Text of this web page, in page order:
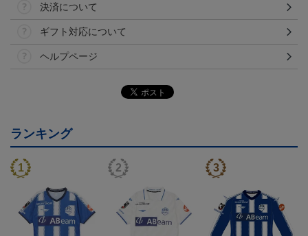
決済について
ギフト対応について
ヘルプページ
ランキング